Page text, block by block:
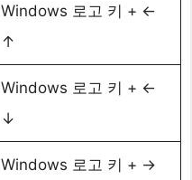
Windows 로고 키 + ←
↑
Windows 로고 키 + ←
↓
Windows 로고 키 + →